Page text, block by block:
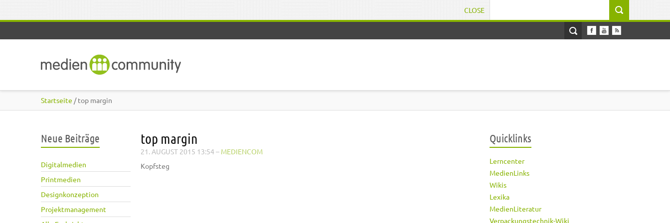
CLOSE
Startseite / top margin
Neue Beiträge
Digitalmedien
Printmedien
Designkonzeption
Projektmanagement
top margin
21. AUGUST 2015 13:54 – MEDIENCOM
Kopfsteg
Quicklinks
Lerncenter
MedienLinks
Wikis
Lexika
MedienLiteratur
Verpackungstechnik-Wiki